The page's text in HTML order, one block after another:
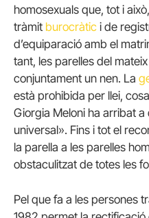
homosexuals que, tot i
tràmit burocràtic i de
d’equiparació amb el
tant, les parelles del
conjuntament un nen. La
està prohibida per llei,
Giorgia Meloni ha arribat
universal». Fins i tot el
la parella a les parelles
obstaculitzat de totes les
Pel que fa a les persones